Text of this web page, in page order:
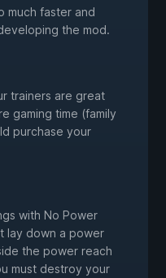
much faster and
the mod.
trainers are great
gaming time (family
purchase your
with No Power
lay down a power
the power reach
must destroy your